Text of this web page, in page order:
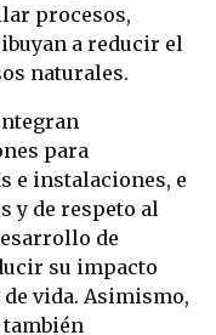
procesos,
a reducir el
naturales.
para
e instalaciones, e
y de respeto al
de
su impacto
vida. Asimismo,
también